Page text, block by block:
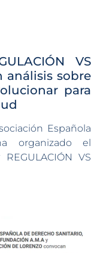
VS
análisis sobre
para
Española
organizado el
VS